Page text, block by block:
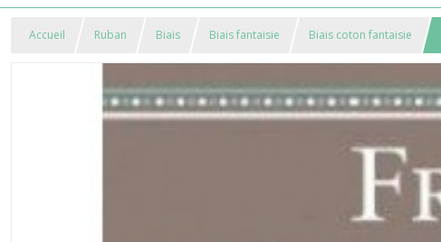
Accueil Ruban Biais Biais fantaisie Biais coton fantaisie